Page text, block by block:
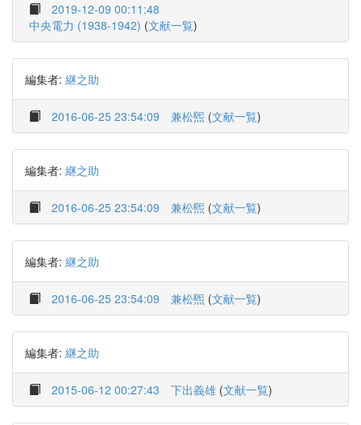
2019-12-09 00:11:48
中央電力 (1938-1942) (文献一覧)
編集者: 継之助
2016-06-25 23:54:09 兼松煕 (文献一覧)
編集者: 継之助
2016-06-25 23:54:09 兼松煕 (文献一覧)
編集者: 継之助
2016-06-25 23:54:09 兼松煕 (文献一覧)
編集者: 継之助
2015-06-12 00:27:43 下出義雄 (文献一覧)